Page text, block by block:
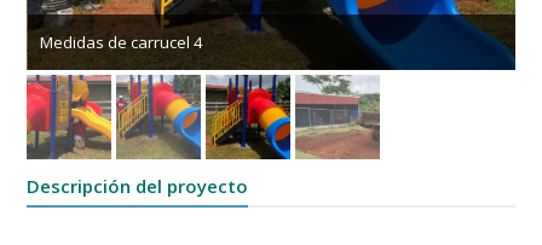
Medidas de carrucel 4
Descripción del proyecto